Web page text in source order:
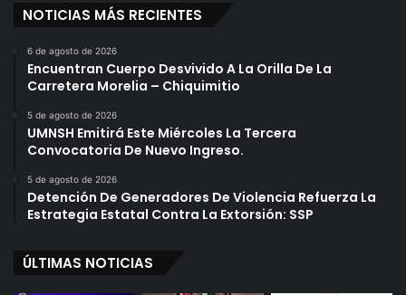
NOTICIAS MÁS RECIENTES
6 de agosto de 2026
Encuentran Cuerpo Desvivido A La Orilla De La
Carretera Morelia – Chiquimitio
5 de agosto de 2026
UMNSH Emitirá Este Miércoles La Tercera
Convocatoria De Nuevo Ingreso.
5 de agosto de 2026
Detención De Generadores De Violencia Refuerza La
Estrategia Estatal Contra La Extorsión: SSP
ÚLTIMAS NOTICIAS